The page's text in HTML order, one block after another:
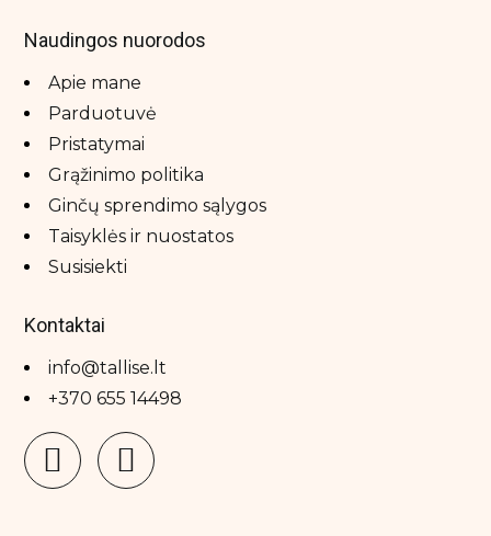
Naudingos nuorodos
Apie mane
Parduotuvė
Pristatymai
Grąžinimo politika
Ginčų sprendimo sąlygos
Taisyklės ir nuostatos
Susisiekti
Kontaktai
info@tallise.lt
+370 655 14498